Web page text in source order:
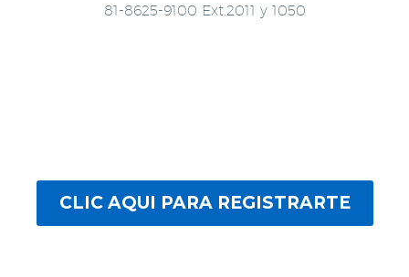
81-8625-9100 Ext.2011 y 1050
CLIC AQUI PARA REGISTRARTE